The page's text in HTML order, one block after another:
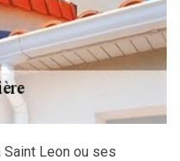
Leon ou ses